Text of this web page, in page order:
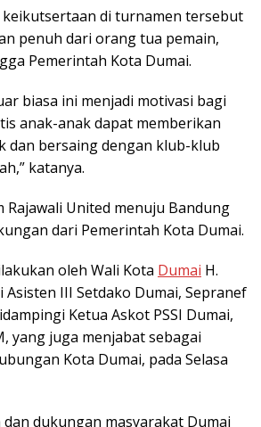
di turnamen tersebut
penuh dari orang tua pemain,
Pemerintah Kota Dumai.
biasa ini menjadi motivasi bagi
anak-anak dapat memberikan
dan bersaing dengan klub-klub
katanya.
Rajawali United menuju Bandung
dari Pemerintah Kota Dumai.
oleh Wali Kota Dumai H.
Asisten III Setdako Dumai, Sepranef
Ketua Askot PSSI Dumai,
yang juga menjabat sebagai
Kota Dumai, pada Selasa
dukungan masyarakat Dumai